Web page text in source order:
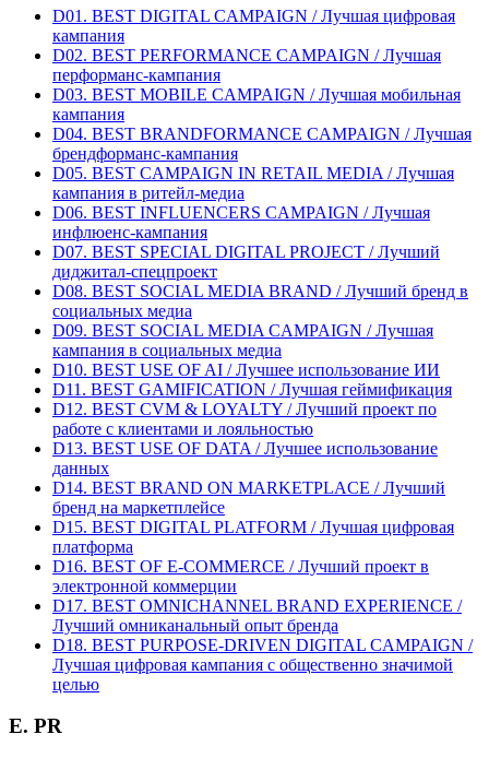
D01. BEST DIGITAL CAMPAIGN / Лучшая цифровая
кампания
D02. BEST PERFORMANCE CAMPAIGN / Лучшая
перформанс-кампания
D03. BEST MOBILE CAMPAIGN / Лучшая мобильная
кампания
D04. BEST BRANDFORMANCE CAMPAIGN / Лучшая
брендформанс-кампания
D05. BEST CAMPAIGN IN RETAIL MEDIA / Лучшая
кампания в ритейл-медиа
D06. BEST INFLUENCERS CAMPAIGN / Лучшая
инфлюенс-кампания
D07. BEST SPECIAL DIGITAL PROJECT / Лучший
диджитал-спецпроект
D08. BEST SOCIAL MEDIA BRAND / Лучший бренд в
социальных медиа
D09. BEST SOCIAL MEDIA CAMPAIGN / Лучшая
кампания в социальных медиа
D10. BEST USE OF AI / Лучшее использование ИИ
D11. BEST GAMIFICATION / Лучшая геймификация
D12. BEST CVM & LOYALTY / Лучший проект по
работе с клиентами и лояльностью
D13. BEST USE OF DATA / Лучшее использование
данных
D14. BEST BRAND ON MARKETPLACE / Лучший
бренд на маркетплейсе
D15. BEST DIGITAL PLATFORM / Лучшая цифровая
платформа
D16. BEST OF E-COMMERCE / Лучший проект в
электронной коммерции
D17. BEST OMNICHANNEL BRAND EXPERIENCE /
Лучший омниканальный опыт бренда
D18. BEST PURPOSE-DRIVEN DIGITAL CAMPAIGN /
Лучшая цифровая кампания с общественно значимой
целью
E. PR